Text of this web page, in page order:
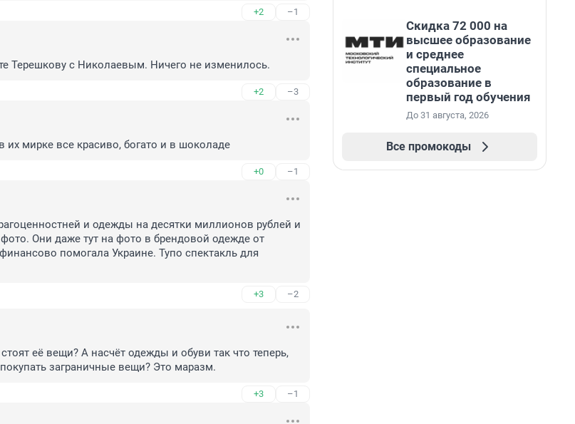
+2 –1
Терешкову с Николаевым. Ничего не изменилось.
+2 –3
их мирке все красиво, богато и в шоколаде
+0 –1
и одежды на десятки миллионов рублей и
Они даже тут на фото в брендовой одежде от
помогала Украине. Тупо спектакль для
+3 –2
её вещи? А насчёт одежды и обуви так что теперь,
заграничные вещи? Это маразм.
+3 –1
Скидка 72 000 на
высшее образование
и среднее
специальное
образование в
первый год обучения
До 31 августа, 2026
Все промокоды